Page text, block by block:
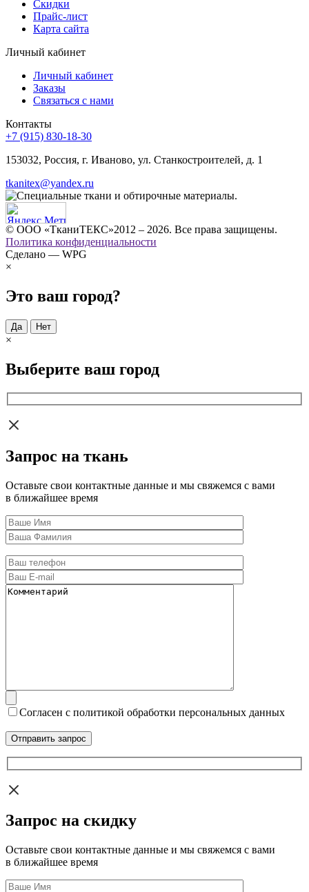
Скидки
Прайс-лист
Карта сайта
Личный кабинет
Личный кабинет
Заказы
Связаться с нами
Контакты
+7 (915) 830-18-30
153032, Россия, г. Иваново, ул. Станкостроителей, д. 1
tkanitex@yandex.ru
© ООО «ТканиТЕКС»2012 – 2026. Все права защищены.
Политика конфиденциальности
Сделано — WPG
×
Это ваш город?
Да Нет
×
Выберите ваш город
Запрос на ткань
Оставьте свои контактные данные и мы свяжемся с вами
в ближайшее время
Согласен с политикой обработки персональных данных
Запрос на скидку
Оставьте свои контактные данные и мы свяжемся с вами
в ближайшее время